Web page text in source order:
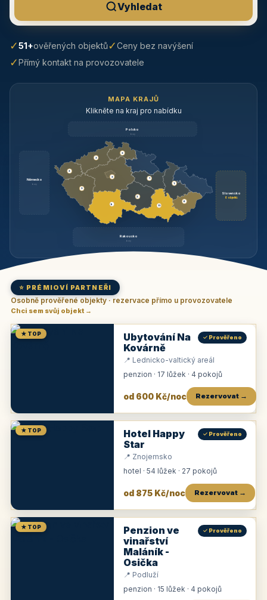
Vyhledat
✓51+ověřených objektů✓Ceny bez navýšení
✓Přímý kontakt na provozovatele
MAPA KRAJŮ
Klikněte na kraj pro nabídku
Polsko
brzy
Německo
brzy
Slovensko
6 objektů
Rakousko
brzy
3
9
3
3
3
3
1
2
11
1
6
⭐ PRÉMIOVÍ PARTNEŘI
Osobně prověřené objekty · rezervace přímo u provozovatele
Chci sem svůj objekt →
★ TOP
Ubytování Na
Kovárně
✓ Prověřeno
📍 Lednicko-valtický areál
penzion · 17 lůžek · 4 pokojů
od 600 Kč/noc Rezervovat →
★ TOP
Hotel Happy
Star
✓ Prověřeno
📍 Znojemsko
hotel · 54 lůžek · 27 pokojů
od 875 Kč/noc Rezervovat →
★ TOP
Penzion ve
vinařství
Maláník -
Osička
✓ Prověřeno
📍 Podluží
penzion · 15 lůžek · 4 pokojů